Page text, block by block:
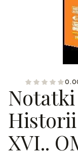
Historii
XVI..